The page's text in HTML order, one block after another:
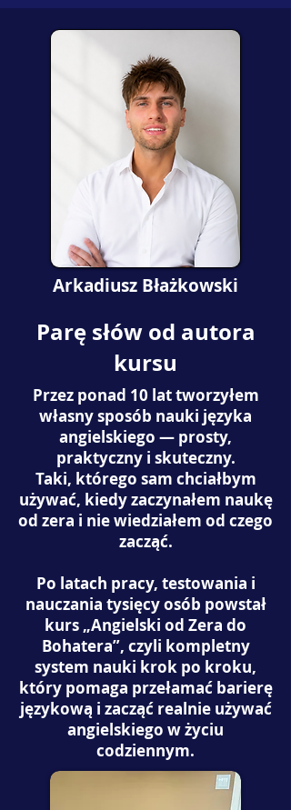
Arkadiusz Błażkowski
Parę słów od autora
kursu
Przez ponad 10 lat tworzyłem
własny sposób nauki języka
angielskiego — prosty,
praktyczny i skuteczny.
Taki, którego sam chciałbym
używać, kiedy zaczynałem naukę
od zera i nie wiedziałem od czego
zacząć.
Po latach pracy, testowania i
nauczania tysięcy osób powstał
kurs „Angielski od Zera do
Bohatera”, czyli kompletny
system nauki krok po kroku,
który pomaga przełamać barierę
językową i zacząć realnie używać
angielskiego w życiu
codziennym.